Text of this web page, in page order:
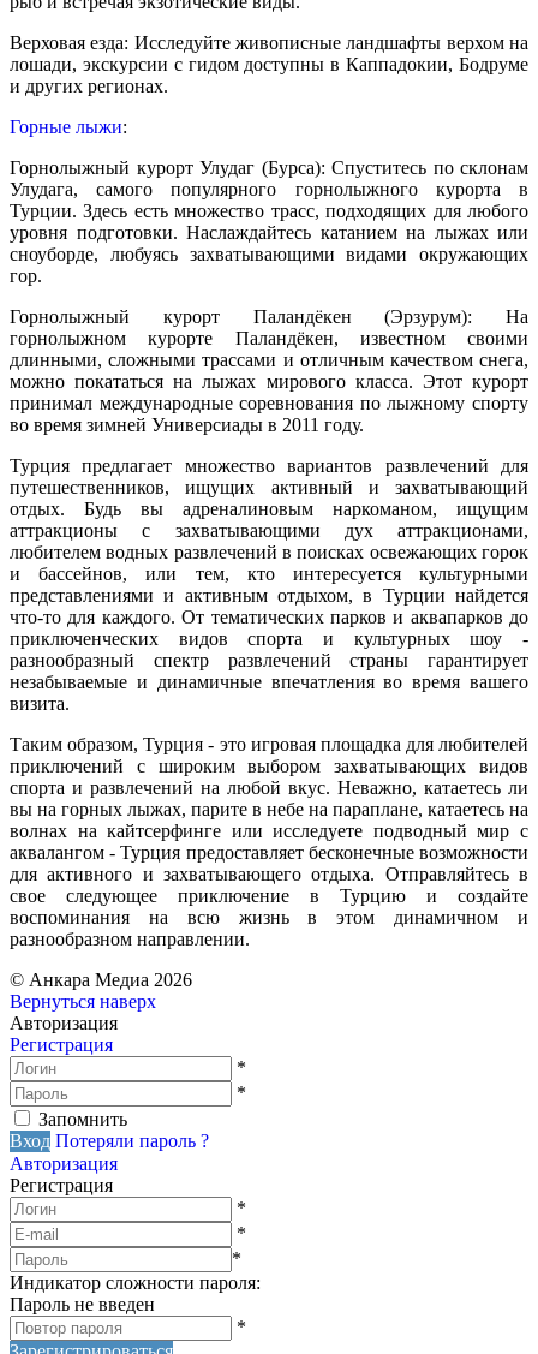
Верховая езда: Исследуйте живописные ландшафты верхом на
лошади, экскурсии с гидом доступны в Каппадокии, Бодруме
и других регионах.
Горные лыжи:
Горнолыжный курорт Улудаг (Бурса): Спуститесь по склонам
Улудага, самого популярного горнолыжного курорта в
Турции. Здесь есть множество трасс, подходящих для любого
уровня подготовки. Наслаждайтесь катанием на лыжах или
сноуборде, любуясь захватывающими видами окружающих
гор.
Горнолыжный курорт Паландёкен (Эрзурум): На
горнолыжном курорте Паландёкен, известном своими
длинными, сложными трассами и отличным качеством снега,
можно покататься на лыжах мирового класса. Этот курорт
принимал международные соревнования по лыжному спорту
во время зимней Универсиады в 2011 году.
Турция предлагает множество вариантов развлечений для
путешественников, ищущих активный и захватывающий
отдых. Будь вы адреналиновым наркоманом, ищущим
аттракционы с захватывающими дух аттракционами,
любителем водных развлечений в поисках освежающих горок
и бассейнов, или тем, кто интересуется культурными
представлениями и активным отдыхом, в Турции найдется
что-то для каждого. От тематических парков и аквапарков до
приключенческих видов спорта и культурных шоу -
разнообразный спектр развлечений страны гарантирует
незабываемые и динамичные впечатления во время вашего
визита.
Таким образом, Турция - это игровая площадка для любителей
приключений с широким выбором захватывающих видов
спорта и развлечений на любой вкус. Неважно, катаетесь ли
вы на горных лыжах, парите в небе на параплане, катаетесь на
волнах на кайтсерфинге или исследуете подводный мир с
аквалангом - Турция предоставляет бесконечные возможности
для активного и захватывающего отдыха. Отправляйтесь в
свое следующее приключение в Турцию и создайте
воспоминания на всю жизнь в этом динамичном и
разнообразном направлении.
© Анкара Медиа 2026
Вернуться наверх
Авторизация
Регистрация
*
*
Запомнить
Вход Потеряли пароль ?
Авторизация
Регистрация
*
*
*
Индикатор сложности пароля:
Пароль не введен
*